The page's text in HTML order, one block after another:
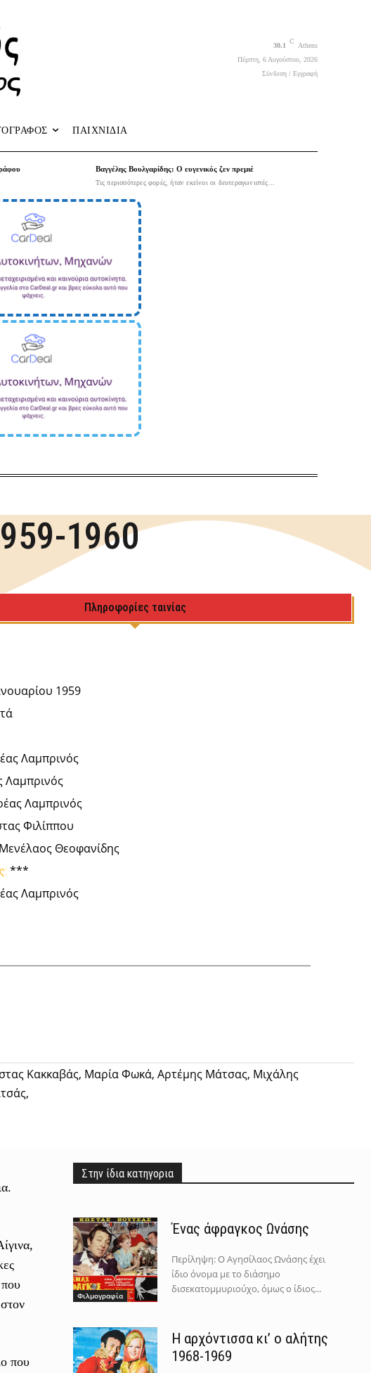
30.1
C
Athens
Πέμπτη, 6 Αυγούστου, 2026
Σύνδεση / Εγγραφή
ΠΑΙΧΝΙΔΙΑ
Βαγγέλης Βουλγαρίδης: Ο ευγενικός ζεν πρεμιέ
Τις περισσότερες φορές, ήταν εκείνοι οι δευτεραγωνιστές...
1960
Πληροφορίες ταινίας
1959
Λαμπρινός
Λαμπρινός
Λαμπρινός
Φιλίππου
Μενέλαος Θεοφανίδης
***
Λαμπρινός
Κακκαβάς, Μαρία Φωκά, Αρτέμης Μάτσας, Μιχάλης
που
Στην ίδια κατηγορια
Φιλμογραφία
Ένας άφραγκος Ωνάσης
Περίληψη: Ο Αγησίλαος Ωνάσης έχει
ίδιο όνομα με το διάσημο
δισεκατομμυριούχο, όμως ο ίδιος...
Η αρχόντισσα κι’ ο αλήτης
1968-1969